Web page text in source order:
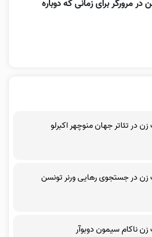
مرورگر برای زمانی که دوباره
در تئاتر جهان منوچهر اکبرلو
در جستجوی رهایی ورنر تونسن
ناکام سیمون دوبوآر